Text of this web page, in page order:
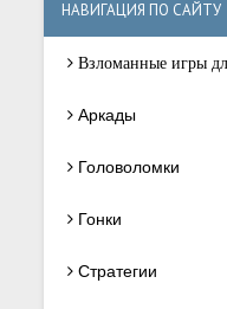
НАВИГАЦИЯ ПО САЙТУ
Взломанные игры
Аркады
Головоломки
Гонки
Стратегии